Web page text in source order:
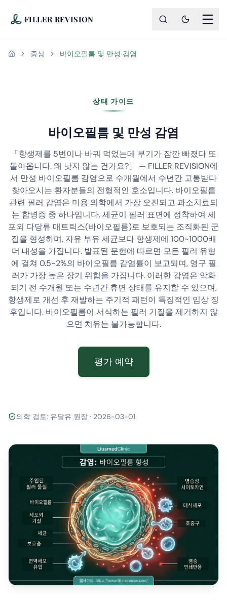
FILLER REVISION
홈 증상 바이오필름 및 만성 감염
상태 가이드
바이오필름 및 만성 감염
「항생제를 5번이나 바꿔 먹었는데 부기가 잠깐 빠졌다 또
돌아옵니다. 왜 낫지 않는 건가요?」 — FILLER REVISION에
서 만성 바이오필름 감염으로 수개월에서 수년간 고통받다
찾아오시는 환자분들의 전형적인 호소입니다. 바이오필름
관련 필러 감염은 미용 의학에서 가장 오진되고 과소치료되
는 합병증 중 하나입니다. 세균이 필러 표면에 정착하여 세
포외 다당류 매트릭스(바이오필름)로 보호되는 조직화된 군
집을 형성하며, 자유 부유 세균보다 항생제에 100~1000배
더 내성을 가집니다. 발표된 문헌에 따르면 모든 필러 유형
에 걸쳐 0.5~2%의 바이오필름 감염률이 보고되며, 영구 필
러가 가장 높은 장기 위험을 가집니다. 이러한 감염은 악화
되기 전 수개월 또는 수년간 휴면 상태를 유지할 수 있으며,
항생제로 개선 후 재발하는 주기적 패턴이 특징적인 임상 징
후입니다. 바이오필름이 서식하는 필러 기질을 제거하지 않
으면 치유는 불가능합니다.
평가 예약
의학 검토: 유달유 원장 · 2026-03-01